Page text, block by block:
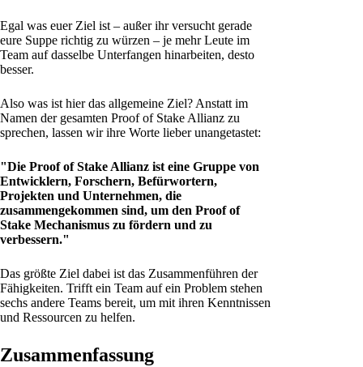
Egal was euer Ziel ist – außer ihr versucht gerade
eure Suppe richtig zu würzen – je mehr Leute im
Team auf dasselbe Unterfangen hinarbeiten, desto
besser.
Also was ist hier das allgemeine Ziel? Anstatt im
Namen der gesamten Proof of Stake Allianz zu
sprechen, lassen wir ihre Worte lieber unangetastet:
"Die Proof of Stake Allianz ist eine Gruppe von
Entwicklern, Forschern, Befürwortern,
Projekten und Unternehmen, die
zusammengekommen sind, um den Proof of
Stake Mechanismus zu fördern und zu
verbessern."
Das größte Ziel dabei ist das Zusammenführen der
Fähigkeiten. Trifft ein Team auf ein Problem stehen
sechs andere Teams bereit, um mit ihren Kenntnissen
und Ressourcen zu helfen.
Zusammenfassung